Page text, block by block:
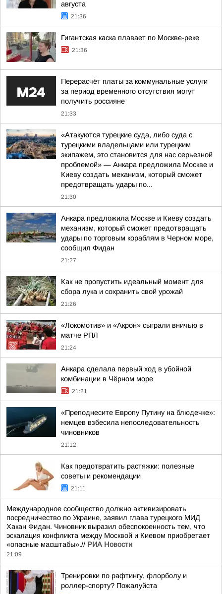
августа
21:36
Гигантская каска плавает по Москве-реке
21:36
Перерасчёт платы за коммунальные услуги
за период временного отсутствия могут
получить россияне
21:33
«Атакуются турецкие суда, либо суда с
турецкими владельцами или турецким
экипажем, это становится для нас серьезной
проблемой» — Анкара предложила Москве и
Киеву создать механизм, который сможет
предотвращать удары по...
21:30
Анкара предложила Москве и Киеву создать
механизм, который сможет предотвращать
удары по торговым кораблям в Черном море,
сообщил Фидан
21:27
Как не пропустить идеальный момент для
сбора лука и сохранить свой урожай
21:26
«Локомотив» и «Акрон» сыграли вничью в
матче РПЛ
21:24
Анкара сделала первый ход в убойной
комбинации в Чёрном море
21:21
«Преподнесите Европу Путину на блюдечке»:
немцев взбесила непоследовательность
чиновников
21:12
Как предотвратить растяжки: полезные
советы и рекомендации
21:11
Международное сообщество должно активизировать
посредничество по Украине, заявил глава турецкого МИД
Хакан Фидан. Чиновник выразил обеспокоенность тем, что
эскалация конфликта между Москвой и Киевом приобретает
«опасные масштабы».// РИА Новости
21:09
Тренировки по рафтингу, флорболу и
роллер-спорту? Пожалуйста